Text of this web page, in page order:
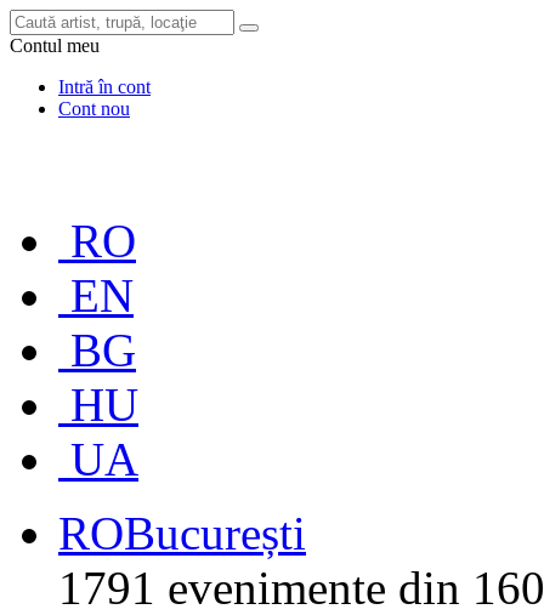
Contul meu
Intră în cont
Cont nou
RO
EN
BG
HU
UA
ROBucurești
1791 evenimente din